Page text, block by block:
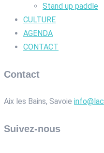
Stand up paddle
CULTURE
AGENDA
CONTACT
Contact
Aix les Bains, Savoie
Suivez-nous